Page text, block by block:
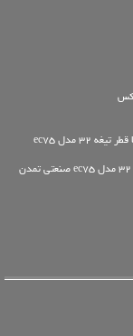
چرخ گوشت الکتروکار طرح امگا قطر تیغه 32 مدل ec75
چرخ گوشت الکتروکار طرح امگا قطر تیغه 32 مدل ec75 صنعتی تمدن